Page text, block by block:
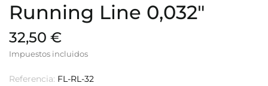
Running Line 0,032"
32,50 €
Impuestos incluidos
Referencia: FL-RL-32